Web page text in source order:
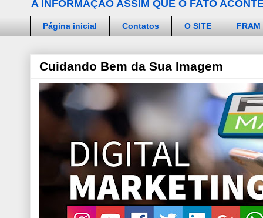
A INFORMAÇÃO ASSIM QUE O FATO
Página inicial Contatos O SITE FRAM
Cuidando Bem da Sua Imagem